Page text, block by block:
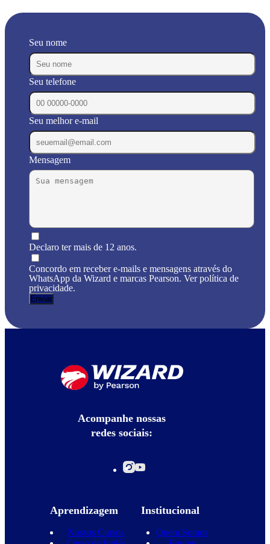
Seu nome
Seu telefone
Seu melhor e-mail
Mensagem
Declaro ter mais de 12 anos.
Concordo em receber e-mails e mensagens através do
WhatsApp da Wizard e marcas Pearson. Ver política de
privacidade.
Acompanhe nossas
redes sociais:
Aprendizagem
Nossos Cursos
Institucional
Quem Somos